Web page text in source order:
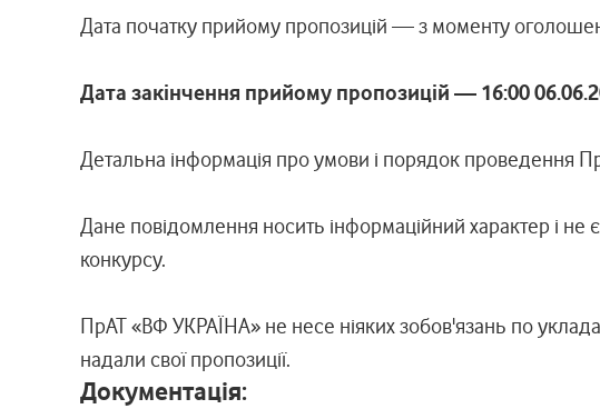
Дата початку прийому пропозицій — з моменту
Дата закінчення прийому пропозицій — 16:00
Детальна інформація про умови і порядок проведення
Дане повідомлення носить інформаційний характер і
конкурсу.
ПрАТ «ВФ УКРАЇНА» не несе ніяких зобов'язань по
надали свої пропозиції.
Документація: